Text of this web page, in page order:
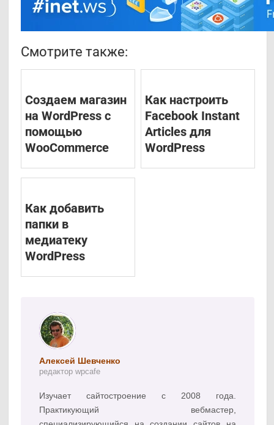
Смотрите также:
Создаем магазин
на WordPress с
помощью
WooCommerce
Как настроить
Facebook Instant
Articles для
WordPress
Как добавить
папки в
медиатеку
WordPress
Алексей Шевченко
редактор wpcafe
Изучает сайтостроение с 2008 года.
Практикующий вебмастер,